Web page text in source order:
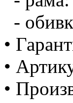
-
•
•
•